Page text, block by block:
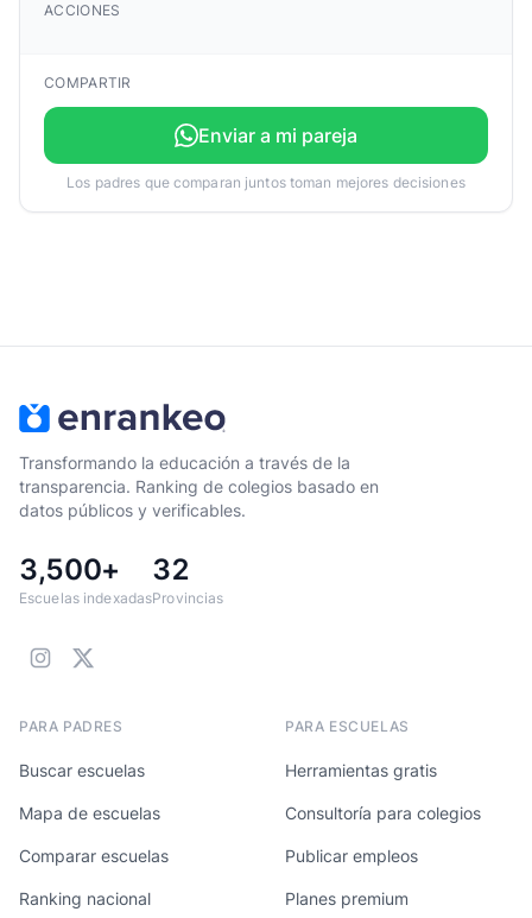
ACCIONES
COMPARTIR
Enviar a mi pareja
Los padres que comparan juntos toman mejores decisiones
Transformando la educación a través de la
transparencia. Ranking de colegios basado en
datos públicos y verificables.
3,500+
Escuelas indexadas
32
Provincias
PARA PADRES
Buscar escuelas
Mapa de escuelas
Comparar escuelas
Ranking nacional
PARA ESCUELAS
Herramientas gratis
Consultoría para colegios
Publicar empleos
Planes premium